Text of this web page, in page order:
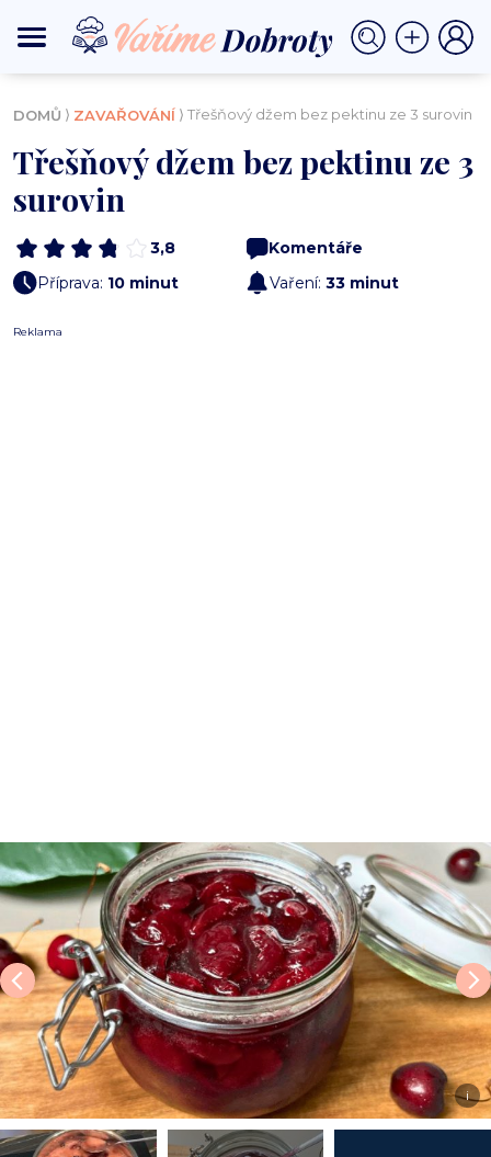
DOMŮ ⟩ ZAVAŘOVÁNÍ ⟩ Třešňový džem bez pektinu ze 3 surovin
Třešňový džem bez pektinu ze 3
surovin
3,8
Komentáře
Příprava: 10 minut Vaření: 33 minut
Reklama
i